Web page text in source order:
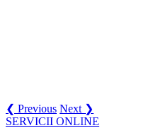
❮ Previous Next ❯
SERVICII ONLINE